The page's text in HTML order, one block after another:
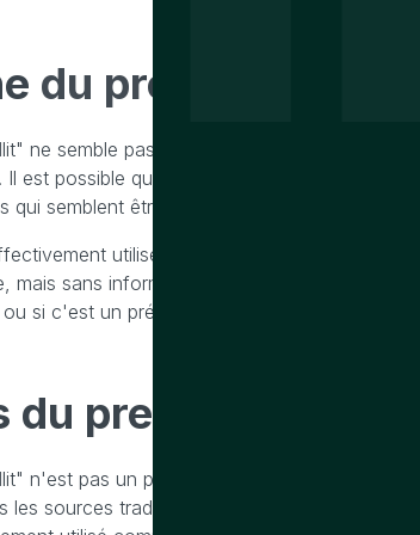
du prenom bouillit
ne semble pas être un prénom courant ou
est possible qu'il s'agisse d'une variation
qui semblent être des prénoms peuvent aussi
utilisé comme prénom, il pourrait
mais sans information supplémentaire, il est
si c'est un prénom issu d'une tradition
du prenom bouillit
n'est pas un prénom commun et ne semble
les sources traditionnelles de prénoms. Il est